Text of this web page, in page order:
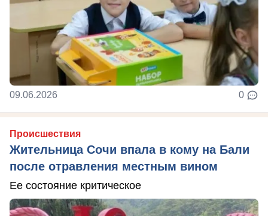
09.06.2026 0
Происшествия
Жительница Сочи впала в кому на Бали
после отравления местным вином
Ее состояние критическое